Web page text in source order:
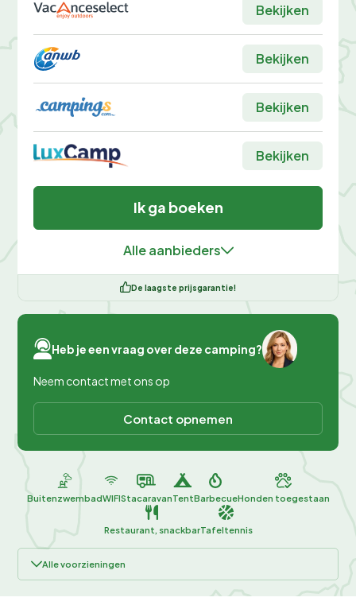
Bekijken
Bekijken
Bekijken
Bekijken
Ik ga boeken
Alle aanbieders
De laagste prijsgarantie!
Heb je een vraag over deze camping?
Neem contact met ons op
Contact opnemen
BuitenzwembadWIFIStacaravanTentBarbecueHonden toegestaan
Restaurant, snackbarTafeltennis
Alle voorzieningen